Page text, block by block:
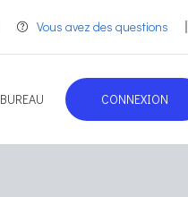
Vous avez des questions
BUREAU CONNEXION